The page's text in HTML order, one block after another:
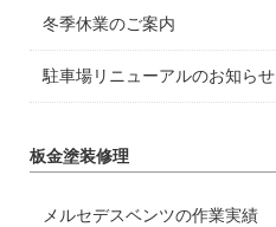
冬季休業のご案内
駐車場リニューアルのお知らせ
板金塗装修理
メルセデスベンツの作業実績